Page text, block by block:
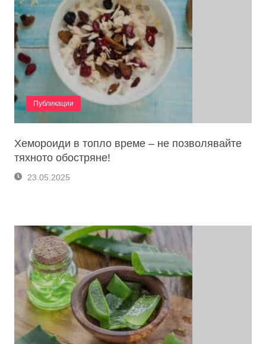
Публикации
Хемороиди в топло време – не позволявайте
тяхното обостряне!
23.05.2025